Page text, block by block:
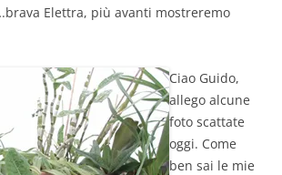
Elettra, più avanti mostreremo
Ciao Guido,
allego alcune
foto scattate
oggi. Come
ben sai le mie